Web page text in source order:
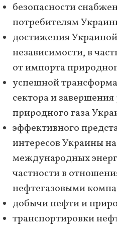
безопасности
потребителям
достижения
независимости, в
от импорта
успешной
сектора и
природного газа
эффективного
интересов Украины
международных
частности в
нефтегазовыми
добычи нефти и
транспортировки